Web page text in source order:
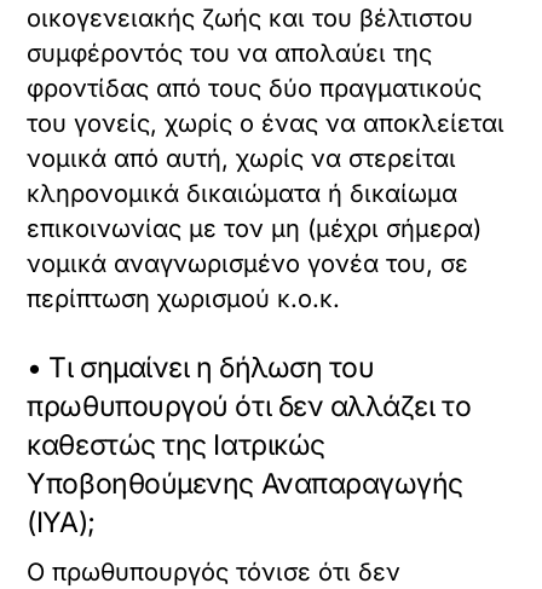
οικογενειακής ζωής και του βέλτιστου
συμφέροντός του να απολαύει της
φροντίδας από τους δύο πραγματικούς
του γονείς, χωρίς ο ένας να αποκλείεται
νομικά από αυτή, χωρίς να στερείται
κληρονομικά δικαιώματα ή δικαίωμα
επικοινωνίας με τον μη (μέχρι σήμερα)
νομικά αναγνωρισμένο γονέα του, σε
περίπτωση χωρισμού κ.ο.κ.
• Τι σημαίνει η δήλωση του
πρωθυπουργού ότι δεν αλλάζει το
καθεστώς της Ιατρικώς
Υποβοηθούμενης Αναπαραγωγής
(ΙΥΑ);
Ο πρωθυπουργός τόνισε ότι δεν